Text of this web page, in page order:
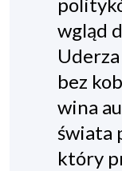
wgląd
bez
wina
świata
który